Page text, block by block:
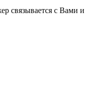
связывается с Вами и